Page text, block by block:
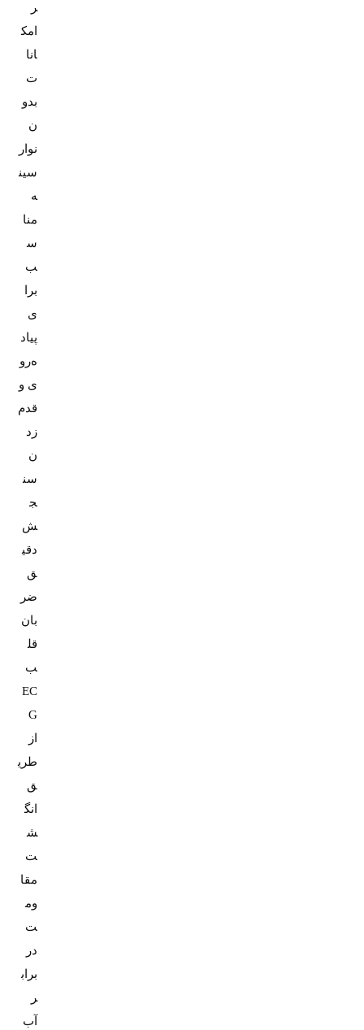
ر
امک
انا
ت
بدو
ن
نوار
سین
ه
منا
س
ب
برا
ی
پیاد
ه‌رو
ی و
قدم
زد
ن
سن
ج
ش
دقی
ق
ضر
بان
قل
ب
EC
G
از
طری
ق
انگ
ش
ت
مقا
وم
ت
در
براب
ر
آب